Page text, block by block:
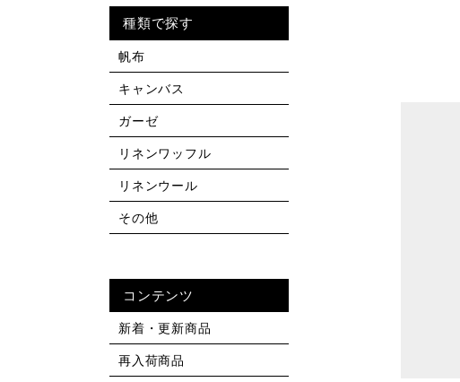
種類で探す
帆布
キャンバス
ガーゼ
リネンワッフル
リネンウール
その他
コンテンツ
新着・更新商品
再入荷商品